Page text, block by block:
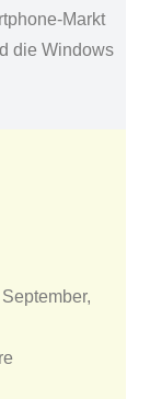
Markt
die Windows